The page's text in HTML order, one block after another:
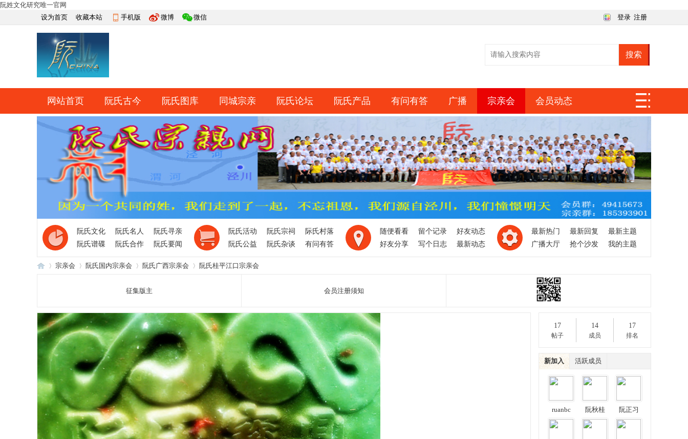
阮姓文化研究唯一官网
设为首页
收藏本站 手机版 微博 微信 登录 注册
搜索
快捷导航
网站首页 阮氏古今 阮氏图库 同城宗亲 阮氏论坛 阮氏产品 有问有答 广播 宗亲会 会员动态
网上祭祀 排行榜 导读 日志
阮氏文化 阮氏名人
阮氏寻亲
阮氏谱碟
阮氏合作 阮氏要闻
阮氏活动 阮氏宗祠
际氏村落
阮氏公益
阮氏杂谈 有问有答
随便看看 留个记录
好友动态
好友分享
写个日志 最新动态
最新热门 最新回复
最新主题
广播大厅
抢个沙发 我的主题
宗亲会 阮氏国内宗亲会 阮氏广西宗亲会 阮氏桂平江口宗亲会
征集版主 会员注册须知
17
帖子
14
成员
17
排名
新加入 活跃成员
ruanbc 阮秋桂 阮正习